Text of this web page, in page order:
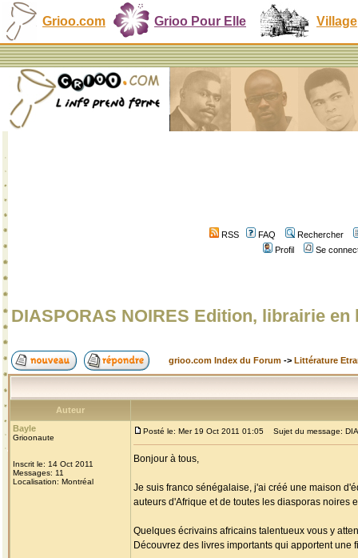
Grioo.com Grioo Pour Elle Village
RSS FAQ
Rechercher
Profil
Se
DIASPORAS NOIRES Edition, librairie en
grioo.com Index du Forum -> Littérature
Auteur
Bayle
Grioonaute
Inscrit le: 14 Oct 2011
Messages: 11
Localisation: Montréal
Posté le: Mer 19 Oct 2011 01:05 Sujet du message:
Bonjour à tous,
Je suis franco sénégalaise, j'ai créé une maison
auteurs d'Afrique et de toutes les diasporas noires
Quelques écrivains africains talentueux vous y
Découvrez des livres importants qui apportent